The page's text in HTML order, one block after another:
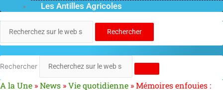
Les Antilles Agricoles
Rechercher
Rechercher
A la Une »News »Vie quotidienne »Mémoires enfouies :